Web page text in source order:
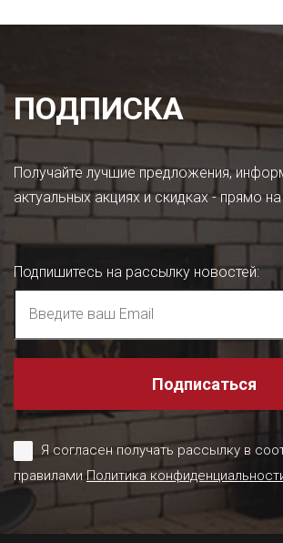
ПОДПИСКА
Получайте лучшие предложения,
актуальных акциях и скидках - прямо
Подпишитесь на рассылку новостей:
Подписаться
Я согласен получать рассылку в
правиламиПолитика